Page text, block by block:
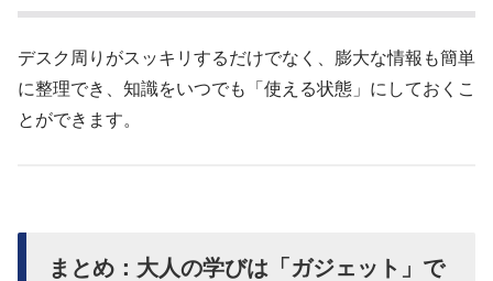
デスク周りがスッキリするだけでなく、膨大な情報も簡単
に整理でき、知識をいつでも「使える状態」にしておくこ
とができます。
まとめ：大人の学びは「ガジェット」で